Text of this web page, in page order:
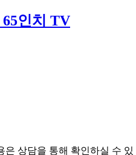
인치 TV
상담을 통해 확인하실 수 있